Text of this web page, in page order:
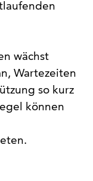
wächst
Wartezeiten
so kurz
können